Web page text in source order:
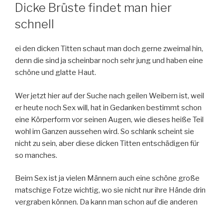
Dicke Brüste findet man hier
schnell
ei den dicken Titten schaut man doch gerne zweimal hin,
denn die sind ja scheinbar noch sehr jung und haben eine
schöne und glatte Haut.
Wer jetzt hier auf der Suche nach geilen Weibern ist, weil
er heute noch Sex will, hat in Gedanken bestimmt schon
eine Körperform vor seinen Augen, wie dieses heiße Teil
wohl im Ganzen aussehen wird. So schlank scheint sie
nicht zu sein, aber diese dicken Titten entschädigen für
so manches.
Beim Sex ist ja vielen Männern auch eine schöne große
matschige Fotze wichtig, wo sie nicht nur ihre Hände drin
vergraben können. Da kann man schon auf die anderen